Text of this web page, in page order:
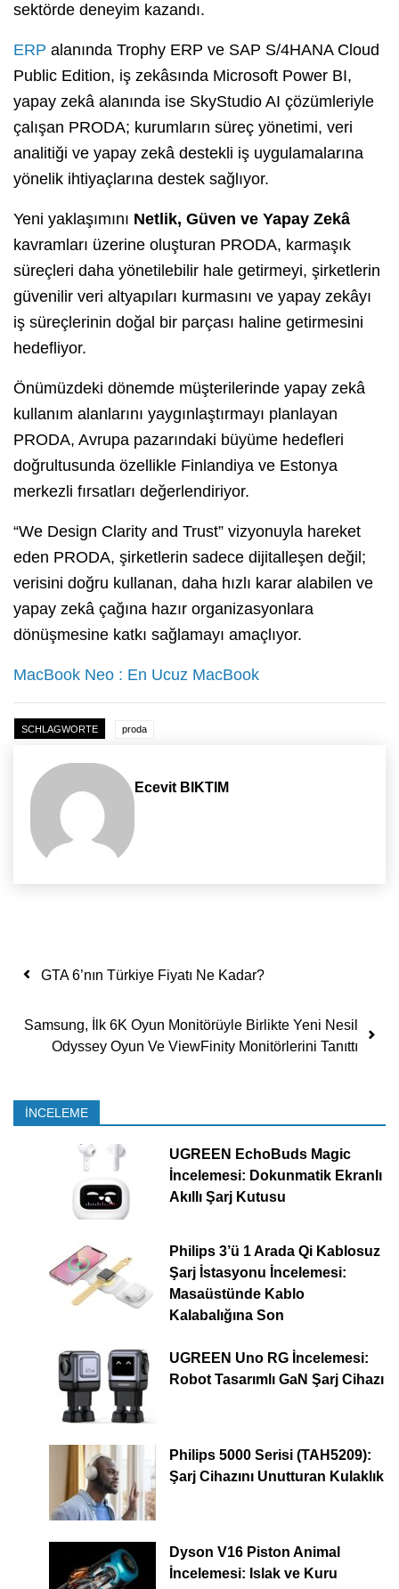
sektörde deneyim kazandı.
ERP alanında Trophy ERP ve SAP S/4HANA Cloud
Public Edition, iş zekâsında Microsoft Power BI,
yapay zekâ alanında ise SkyStudio AI çözümleriyle
çalışan PRODA; kurumların süreç yönetimi, veri
analitiği ve yapay zekâ destekli iş uygulamalarına
yönelik ihtiyaçlarına destek sağlıyor.
Yeni yaklaşımını Netlik, Güven ve Yapay Zekâ
kavramları üzerine oluşturan PRODA, karmaşık
süreçleri daha yönetilebilir hale getirmeyi, şirketlerin
güvenilir veri altyapıları kurmasını ve yapay zekâyı
iş süreçlerinin doğal bir parçası haline getirmesini
hedefliyor.
Önümüzdeki dönemde müşterilerinde yapay zekâ
kullanım alanlarını yaygınlaştırmayı planlayan
PRODA, Avrupa pazarındaki büyüme hedefleri
doğrultusunda özellikle Finlandiya ve Estonya
merkezli fırsatları değerlendiriyor.
“We Design Clarity and Trust” vizyonuyla hareket
eden PRODA, şirketlerin sadece dijitalleşen değil;
verisini doğru kullanan, daha hızlı karar alabilen ve
yapay zekâ çağına hazır organizasyonlara
dönüşmesine katkı sağlamayı amaçlıyor.
MacBook Neo : En Ucuz MacBook
SCHLAGWORTE proda
Ecevit BIKTIM
Yazı dolaşımı
GTA 6’nın Türkiye Fiyatı Ne Kadar?
Samsung, İlk 6K Oyun Monitörüyle Birlikte Yeni Nesil
Odyssey Oyun Ve ViewFinity Monitörlerini Tanıttı
İNCELEME
UGREEN EchoBuds Magic
İncelemesi: Dokunmatik Ekranlı
Akıllı Şarj Kutusu
Philips 3’ü 1 Arada Qi Kablosuz
Şarj İstasyonu İncelemesi:
Masaüstünde Kablo
Kalabalığına Son
UGREEN Uno RG İncelemesi:
Robot Tasarımlı GaN Şarj Cihazı
Philips 5000 Serisi (TAH5209):
Şarj Cihazını Unutturan Kulaklık
Dyson V16 Piston Animal
İncelemesi: Islak ve Kuru